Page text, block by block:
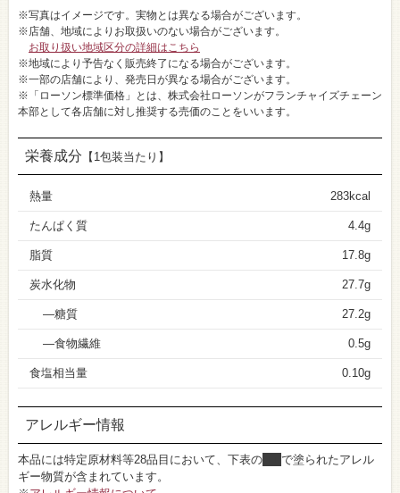
※写真はイメージです。実物とは異なる場合がございます。
※店舗、地域によりお取扱いのない場合がございます。
お取り扱い地域区分の詳細はこちら
※地域により予告なく販売終了になる場合がございます。
※一部の店舗により、発売日が異なる場合がございます。
※「ローソン標準価格」とは、株式会社ローソンがフランチャイズチェーン
本部として各店舗に対し推奨する売価のことをいいます。
栄養成分 【1包装当たり】
熱量 283kcal
たんぱく質 4.4g
脂質 17.8g
炭水化物 27.7g
糖質 27.2g
食物繊維 0.5g
食塩相当量 0.10g
アレルギー情報
本品には特定原材料等28品目において、下表の
で塗られたアレル
ギー物質が含まれています。